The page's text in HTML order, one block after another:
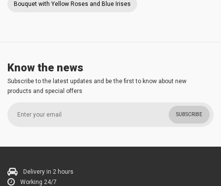
Bouquet with Yellow Roses and Blue Irises
Know the news
Subscribe to the latest updates and be the first to know about new
products and special offers
SUBSCRIBE
Delivery in 2 hours
Working 24/7